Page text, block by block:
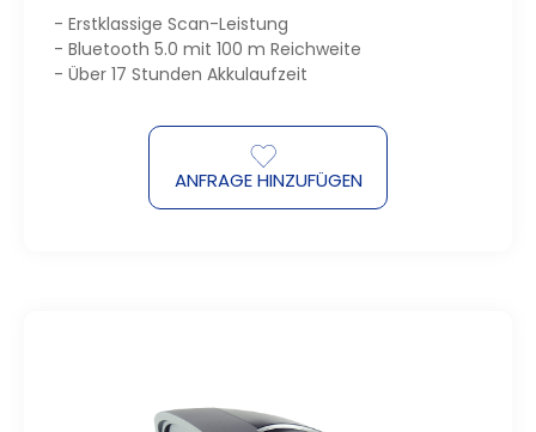
- Erstklassige Scan-Leistung
- Bluetooth 5.0 mit 100 m Reichweite
- Über 17 Stunden Akkulaufzeit
ANFRAGE HINZUFÜGEN